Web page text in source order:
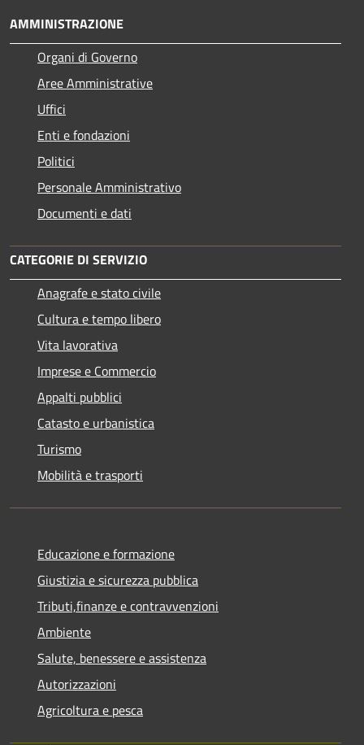
AMMINISTRAZIONE
Organi di Governo
Aree Amministrative
Uffici
Enti e fondazioni
Politici
Personale Amministrativo
Documenti e dati
CATEGORIE DI SERVIZIO
Anagrafe e stato civile
Cultura e tempo libero
Vita lavorativa
Imprese e Commercio
Appalti pubblici
Catasto e urbanistica
Turismo
Mobilità e trasporti
Educazione e formazione
Giustizia e sicurezza pubblica
Tributi,finanze e contravvenzioni
Ambiente
Salute, benessere e assistenza
Autorizzazioni
Agricoltura e pesca